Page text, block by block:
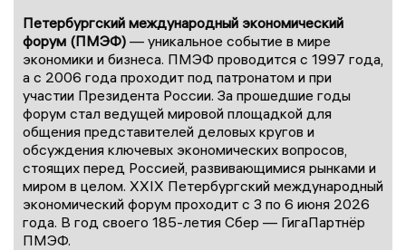
Петербургский международный экономический
форум (ПМЭФ) — уникальное событие в мире
экономики и бизнеса. ПМЭФ проводится с 1997 года,
а с 2006 года проходит под патронатом и при
участии Президента России. За прошедшие годы
форум стал ведущей мировой площадкой для
общения представителей деловых кругов и
обсуждения ключевых экономических вопросов,
стоящих перед Россией, развивающимися рынками и
миром в целом. XXIX Петербургский международный
экономический форум проходит с 3 по 6 июня 2026
года. В год своего 185-летия Сбер — ГигаПартнёр
ПМЭФ.